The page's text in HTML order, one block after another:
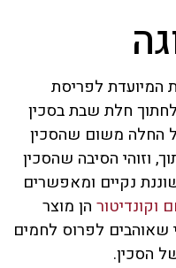
המיועדת לפריסת
חלת שבת בסכין
החלה משום שהסכין
וזוהי הסיבה שהסכין
נקיים ומאפשרים
וקונדיטור הן מוצר
שאוהבים לפרוס לחמים
הסכין.